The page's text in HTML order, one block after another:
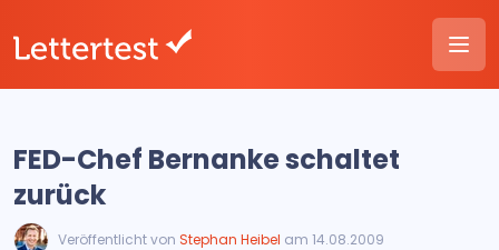
FED-Chef Bernanke schaltet
zurück
Veröffentlicht von Stephan Heibel am 14.08.2009